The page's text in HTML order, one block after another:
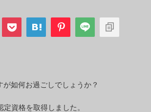
如何お過ごしでしょうか？
資格を取得しました。